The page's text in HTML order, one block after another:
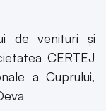
de venituri și
CERTEJ
a Cuprului,